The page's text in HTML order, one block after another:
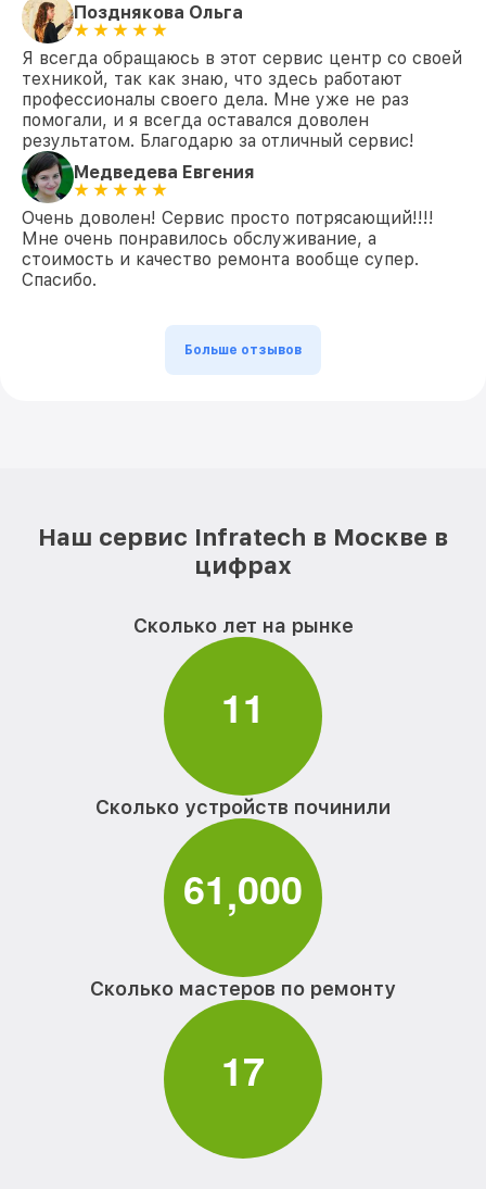
Позднякова Ольга
Я всегда обращаюсь в этот сервис центр со своей
техникой, так как знаю, что здесь работают
профессионалы своего дела. Мне уже не раз
помогали, и я всегда оставался доволен
результатом. Благодарю за отличный сервис!
Медведева Евгения
Очень доволен! Сервис просто потрясающий!!!!
Мне очень понравилось обслуживание, а
стоимость и качество ремонта вообще супер.
Спасибо.
Больше отзывов
Наш сервис Infratech в Москве в
цифрах
Сколько лет на рынке
11
Сколько устройств починили
61,000
Сколько мастеров по ремонту
17